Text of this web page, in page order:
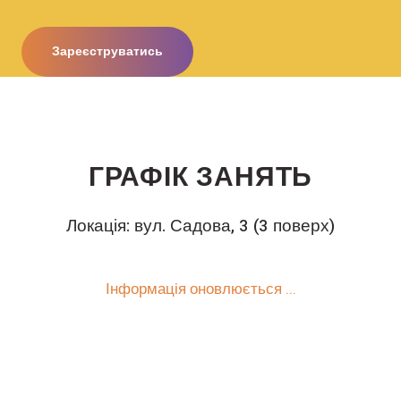
Зареєструватись
ГРАФІК ЗАНЯТЬ
Локація: вул. Садова, 3 (3 поверх)
Інформація оновлюється ...